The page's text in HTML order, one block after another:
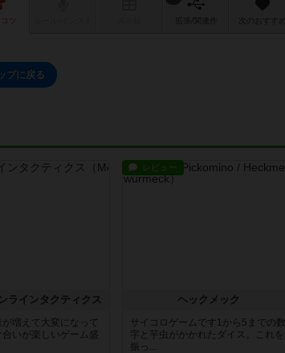
コツ 作 次のおすすめ
プに戻る
ラインタクティクス
増えて大変になって
いが楽しいゲーム盛
レビュー
ヘックメック
サイコロゲームです1から5までの数
字と芋虫がかかれたダイス。これを
振っ...